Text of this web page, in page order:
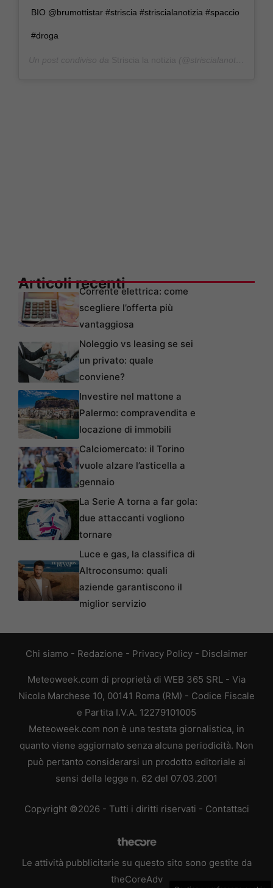
BIO @brumottistar #striscia #striscialanotizia #spaccio
#droga
Articoli recentiCorrente elettrica: come
scegliere l’offerta più
vantaggiosa
Noleggio vs leasing se sei
un privato: quale
conviene?
Investire nel mattone a
Palermo: compravendita e
locazione di immobili
Calciomercato: il Torino
vuole alzare l’asticella a
gennaio
La Serie A torna a far gola:
due attaccanti vogliono
tornare
Luce e gas, la classifica di
Altroconsumo: quali
aziende garantiscono il
miglior servizio
Chi siamo - Redazione - Privacy Policy - Disclaimer
Meteoweek.com di proprietà di WEB 365 SRL - Via
Nicola Marchese 10, 00141 Roma (RM) - Codice Fiscale
e Partita I.V.A. 12279101005
Meteoweek.com non è una testata giornalistica, in
quanto viene aggiornato senza alcuna periodicità. Non
può pertanto considerarsi un prodotto editoriale ai
sensi della legge n. 62 del 07.03.2001
Copyright ©2026 - Tutti i diritti riservati - Contattaci
Le attività pubblicitarie su questo sito sono gestite da
theCoreAdv